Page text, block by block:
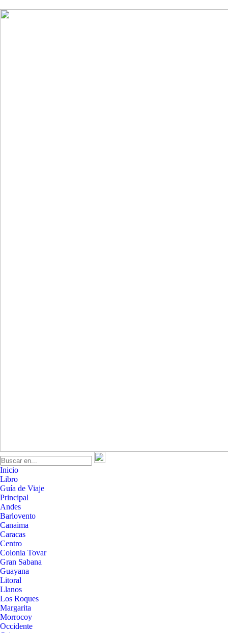
Inicio
Libro
Guía de Viaje
Principal
Andes
Barlovento
Canaima
Caracas
Centro
Colonia Tovar
Gran Sabana
Guayana
Litoral
Llanos
Los Roques
Margarita
Morrocoy
Occidente